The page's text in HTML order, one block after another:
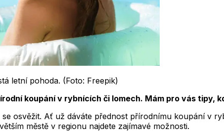
letní pohoda. (Foto: Freepik)
koupání v rybnících či lomech. Mám pro vás tipy,
osvěžit. Ať už dáváte přednost přírodnímu koupání v
městě v regionu najdete zajímavé možnosti.